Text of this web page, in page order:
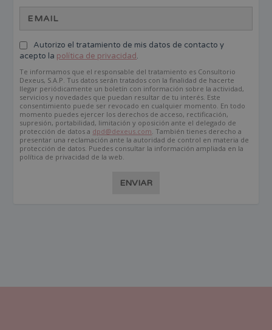
Autorizo el tratamiento de mis datos de contacto y
acepto la política de privacidad.
Te informamos que el responsable del tratamiento es Consultorio
Dexeus, S.A.P. Tus datos serán tratados con la finalidad de hacerte
llegar periódicamente un boletín con información sobre la actividad,
servicios y novedades que puedan resultar de tu interés. Este
consentimiento puede ser revocado en cualquier momento. En todo
momento puedes ejercer los derechos de acceso, rectificación,
supresión, portabilidad, limitación y oposición ante el delegado de
protección de datos a dpd@dexeus.com . También tienes derecho a
presentar una reclamación ante la autoridad de control en materia de
protección de datos. Puedes consultar la información ampliada en la
política de privacidad de la web.
ENVIAR